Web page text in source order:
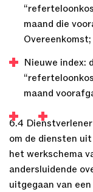
maand die
Overeenkomst;
Nieuwe index:
maand
6.4
om de diensten
het werkschema
andersluidende
uitgegaan van